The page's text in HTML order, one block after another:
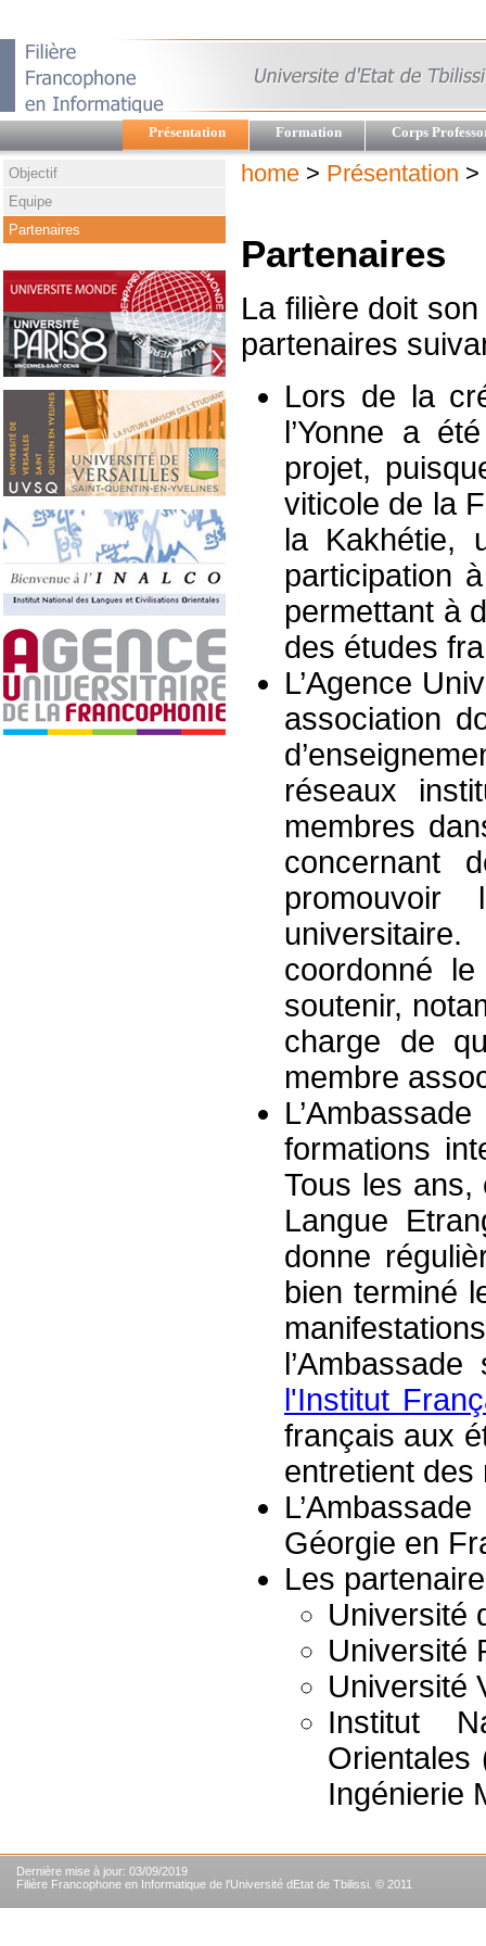
Présentation Formation Corps
Objectif
Equipe
Partenaires
home > Présentation >
Partenaires
La filière doit
partenaires
Lors de la
l’Yonne a
projet,
viticole de la
la Kakhétie,
participation
permettant à
des études
L’Agence
association
réseaux
membres
concernant
coordonné
soutenir,
charge de
membre
formations
Tous les ans,
Langue
donne
bien terminé
l'Institut
français aux
entretient des
Géorgie en
Les
Université
Université
Université
Institut
Orientales
Ingénierie
Dernière mise à jour: 03/09/2019
Filière Francophone en Informatique de l'Université dEtat de Tbilissi. © 2011